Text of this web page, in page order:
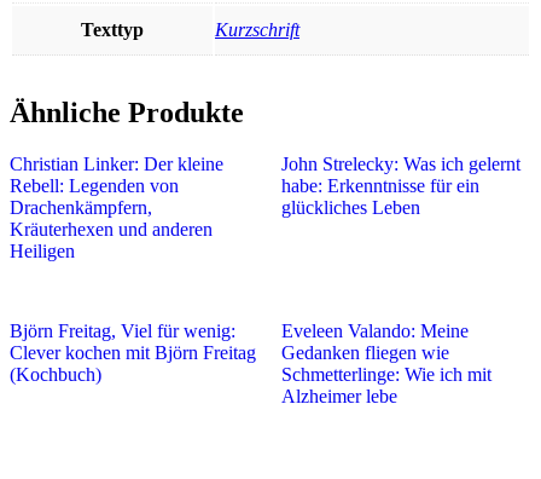
Texttyp Kurzschrift
Ähnliche Produkte
Christian Linker: Der kleine
Rebell: Legenden von
Drachenkämpfern,
Kräuterhexen und anderen
Heiligen
John Strelecky: Was ich gelernt
habe: Erkenntnisse für ein
glückliches Leben
Björn Freitag, Viel für wenig:
Clever kochen mit Björn Freitag
(Kochbuch)
Eveleen Valando: Meine
Gedanken fliegen wie
Schmetterlinge: Wie ich mit
Alzheimer lebe